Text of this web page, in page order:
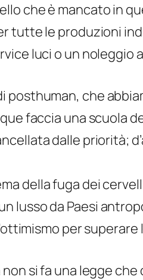
che è mancato in
tutte le produzioni
luci o un
posthuman, che
faccia una scuola
dalle priorità;
della fuga dei
lusso da Paesi
per
non si fa una legge